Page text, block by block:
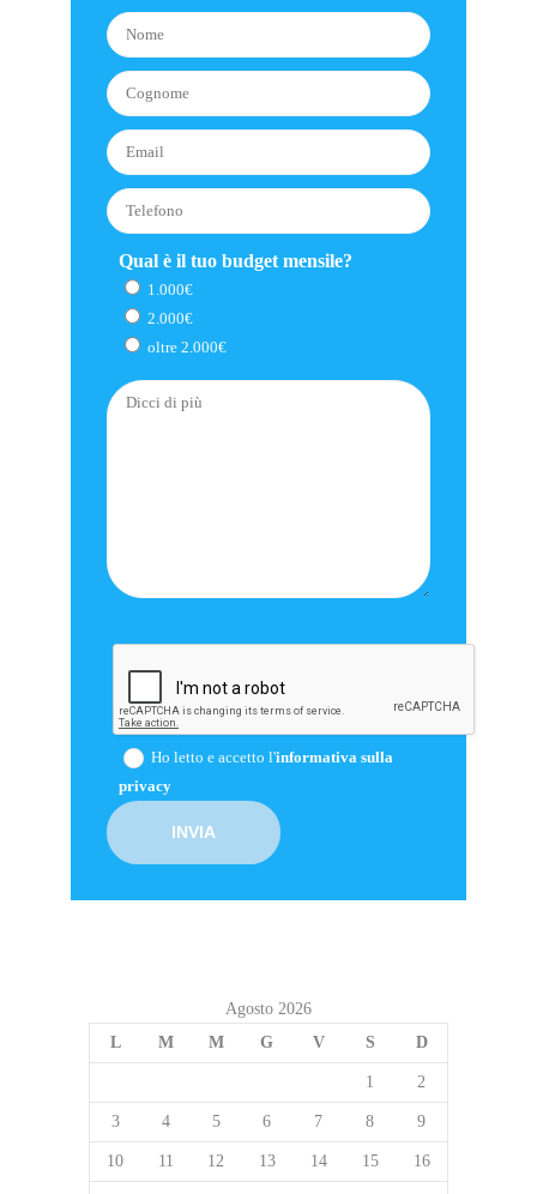
Qual è il tuo budget mensile?
1.000€
2.000€
oltre 2.000€
Ho letto e accetto l'informativa sulla
privacy
Agosto 2026
L
M M G V S D
1 2
3 4 5 6 7 8 9
10 11 12 13 14 15 16